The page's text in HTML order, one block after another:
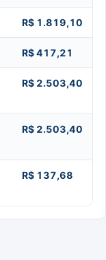
R$ 1.819,10
R$ 417,21
R$ 2.503,40
R$ 2.503,40
R$ 137,68